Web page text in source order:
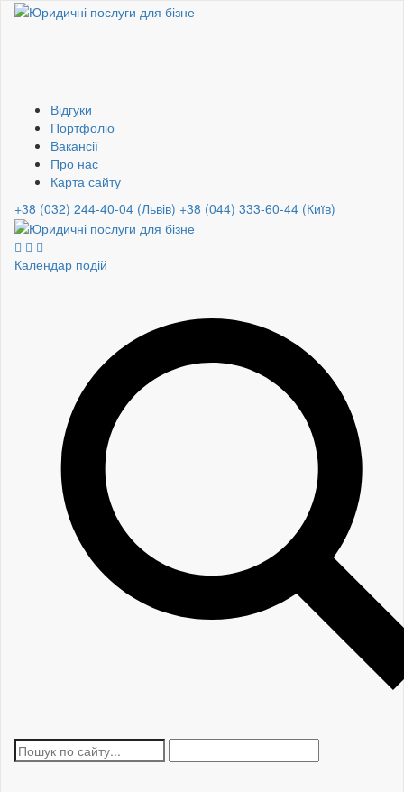
Відгуки
Портфоліо
Вакансії
Про нас
Карта сайту
+38 (032) 244-40-04 (Львів) +38 (044) 333-60-44 (Київ)
Календар подій